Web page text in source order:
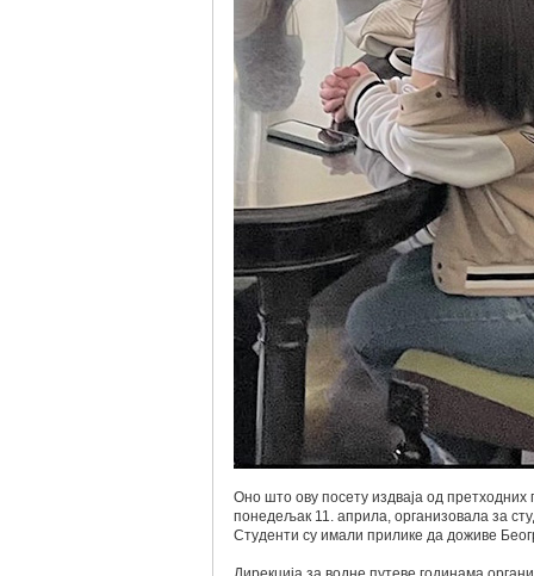
Оно што ову посету издваја од претходних
понедељак 11. априла, организовала за
Студенти су имали прилике да доживе